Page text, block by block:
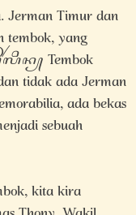
Jerman Timur dan
tembok, yang
Tembok
tidak ada Jerman
ada bekas
sebuah
kita kira